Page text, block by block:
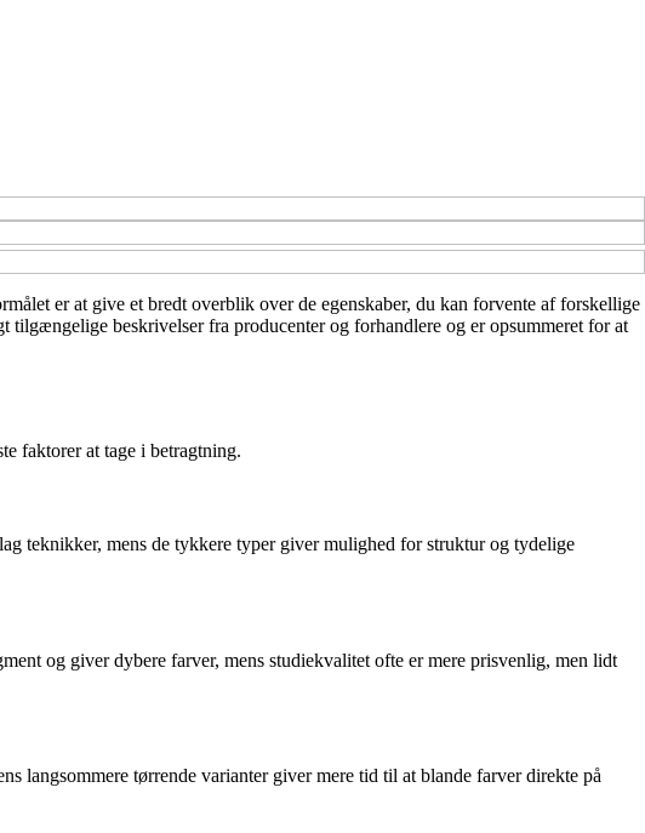
er at give et bredt overblik over de egenskaber, du kan forvente af forskellige
beskrivelser fra producenter og forhandlere og er opsummeret for at
faktorer at tage i betragtning.
teknikker, mens de tykkere typer giver mulighed for struktur og tydelige
og giver dybere farver, mens studiekvalitet ofte er mere prisvenlig, men lidt
langsommere tørrende varianter giver mere tid til at blande farver direkte på